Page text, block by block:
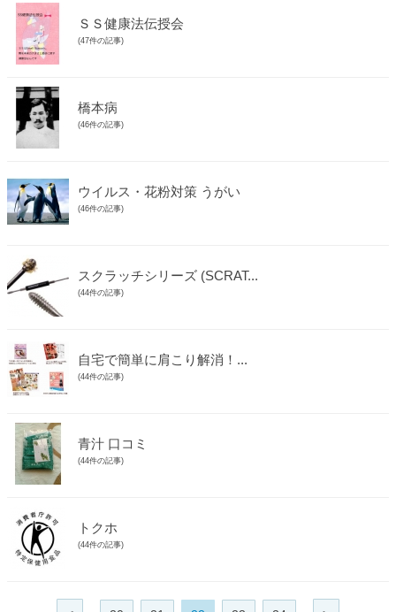
ＳＳ健康法伝授会
(47件の記事)
橋本病
(46件の記事)
ウイルス・花粉対策 うがい
(46件の記事)
スクラッチシリーズ (SCRAT...
(44件の記事)
自宅で簡単に肩こり解消！...
(44件の記事)
青汁 口コミ
(44件の記事)
トクホ
(44件の記事)